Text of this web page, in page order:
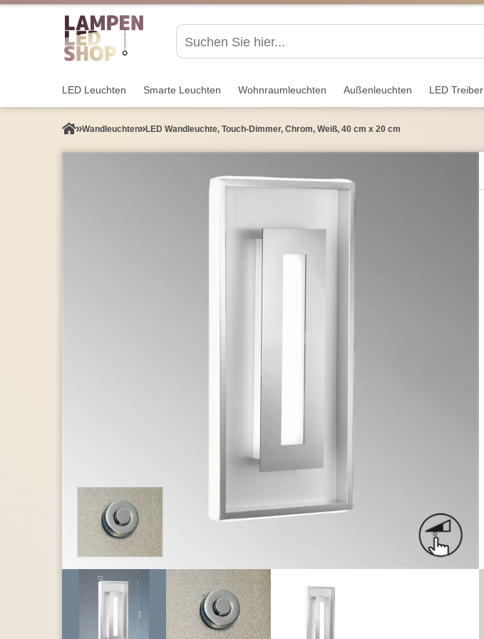
LED Leuchten Smarte Leuchten Wohnraum­leuchten Außen­leuchten LED Treiber
Wand­leuchten LED Wandleuchte, Touch-Dimmer, Chrom, Weiß, 40 cm x 20 cm